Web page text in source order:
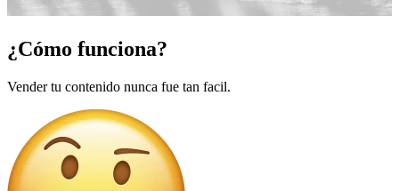
¿Cómo funciona?
Vender tu contenido nunca fue tan facil.